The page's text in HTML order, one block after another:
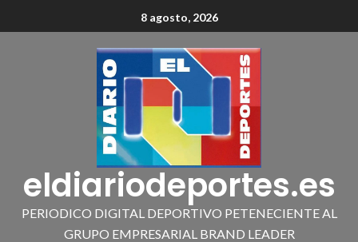
8 agosto, 2026
eldiariodeportes.es
PERIODICO DIGITAL DEPORTIVO PETENECIENTE AL
GRUPO EMPRESARIAL BRAND LEADER